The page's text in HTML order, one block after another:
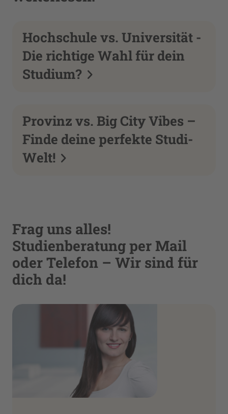
Hochschule vs. Universität -
Die richtige Wahl für dein
Studium?
Provinz vs. Big City Vibes –
Finde deine perfekte Studi-
Welt!
Frag uns alles!
Studienberatung per Mail
oder Telefon – Wir sind für
dich da!